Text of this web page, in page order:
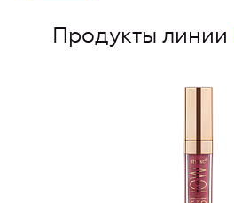
Продукты линии